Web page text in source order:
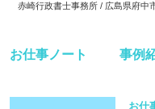
赤崎行政書士事務所 / 広島県府中
お仕事ノート 事例
お仕